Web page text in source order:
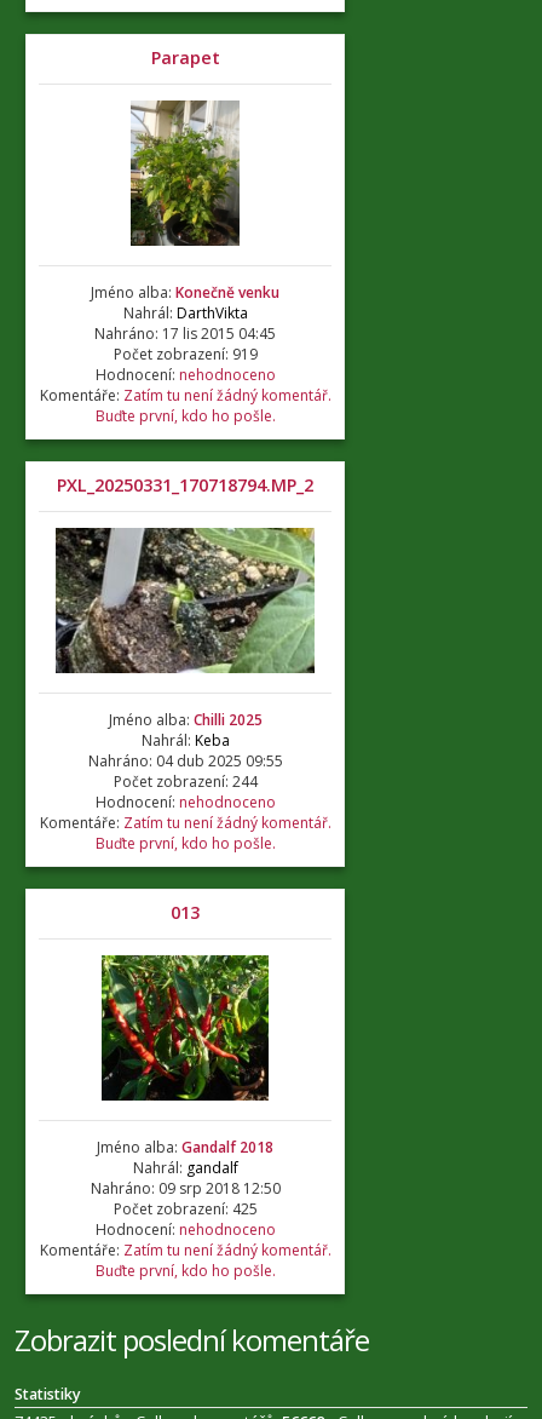
Parapet
Jméno alba: Konečně venku
Nahrál: DarthVikta
Nahráno: 17 lis 2015 04:45
Počet zobrazení: 919
Hodnocení: nehodnoceno
Komentáře: Zatím tu není žádný komentář.
Buďte první, kdo ho pošle.
PXL_20250331_170718794.MP_2
Jméno alba: Chilli 2025
Nahrál: Keba
Nahráno: 04 dub 2025 09:55
Počet zobrazení: 244
Hodnocení: nehodnoceno
Komentáře: Zatím tu není žádný komentář.
Buďte první, kdo ho pošle.
013
Jméno alba: Gandalf 2018
Nahrál: gandalf
Nahráno: 09 srp 2018 12:50
Počet zobrazení: 425
Hodnocení: nehodnoceno
Komentáře: Zatím tu není žádný komentář.
Buďte první, kdo ho pošle.
Zobrazit poslední komentáře
Statistiky